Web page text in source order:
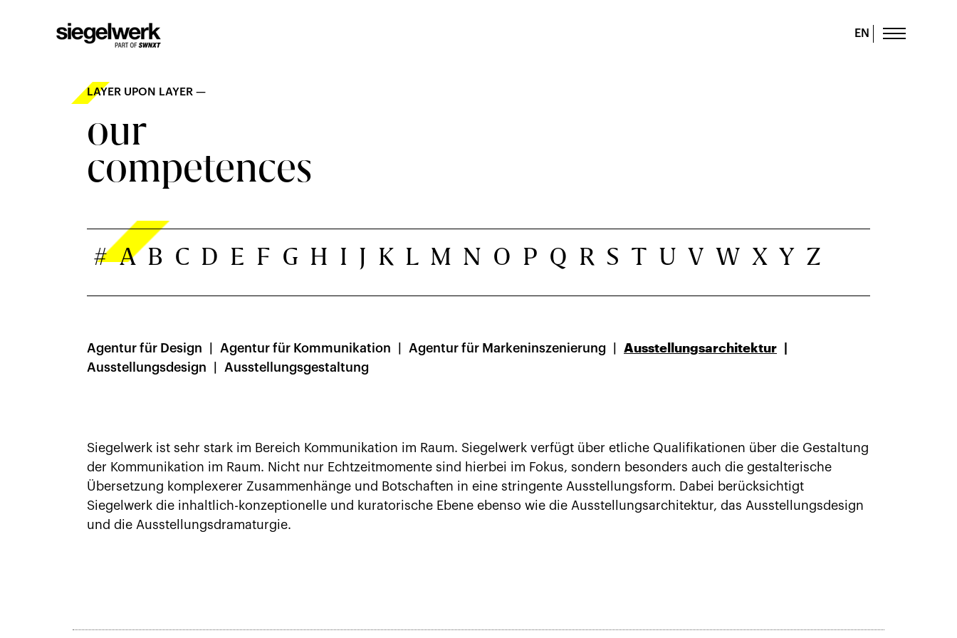
EN
LAYER UPON LAYER —
our
competences
# A B C D E F G H I J K L M N O P Q R S T U V W X Y Z
Agentur für Design Agentur für Kommunikation Agentur für Marken­­inszenierung
Ausstellungsarchitektur
Ausstellungsdesign
Ausstellungsgestaltung
Siegelwerk ist sehr stark im Bereich Kommunikation im Raum. Siegelwerk verfügt über etliche Qualifikationen über die Gestaltung
der Kommunikation im Raum. Nicht nur Echtzeitmomente sind hierbei im Fokus, sondern besonders auch die gestalterische
Übersetzung komplexerer Zusammenhänge und Botschaften in eine stringente Ausstellungsform. Dabei berücksichtigt
Siegelwerk die inhaltlich-konzeptionelle und kuratorische Ebene ebenso wie die Ausstellungsarchitektur, das Ausstellungsdesign
und die Ausstellungsdramaturgie.